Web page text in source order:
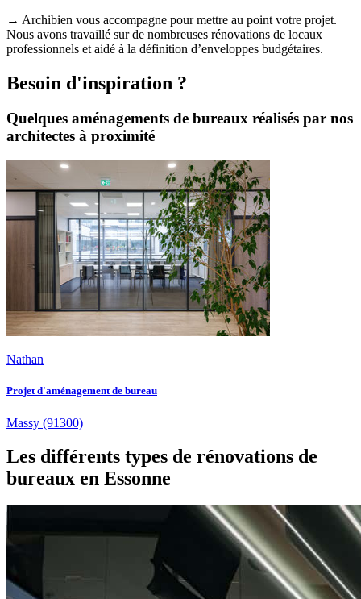
→ Archibien vous accompagne pour mettre au point votre projet.
Nous avons travaillé sur de nombreuses rénovations de locaux
professionnels et aidé à la définition d’enveloppes budgétaires.
Besoin d'inspiration ?
Quelques aménagements de bureaux réalisés par nos
architectes à proximité
Nathan
Projet d'aménagement de bureau
Massy (91300)
Les différents types de rénovations de
bureaux en Essonne